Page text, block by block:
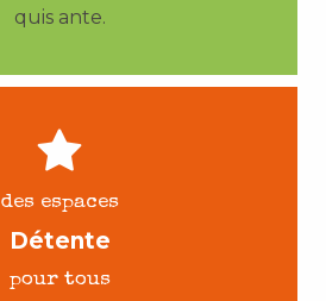
quis ante.
des espaces
Détente
pour tous